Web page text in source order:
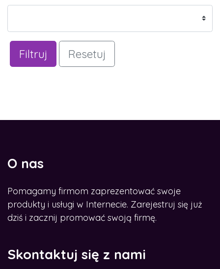
Filtruj Resetuj
O nas
Pomagamy firmom zaprezentować swoje
produkty i usługi w Internecie. Zarejestruj się już
dziś i zacznij promować swoją firmę.
Skontaktuj się z nami